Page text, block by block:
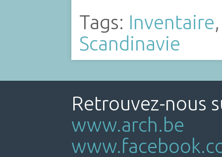
Tags: Inventaire
Scandinavie
Retrouvez-nous
www.arch.be